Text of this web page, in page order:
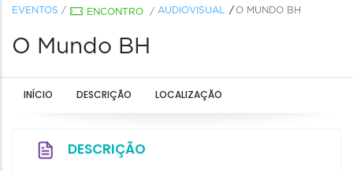
EVENTOS / ENCONTRO / AUDIOVISUAL O MUNDO BH
O Mundo BH
INÍCIO DESCRIÇÃO LOCALIZAÇÃO
DESCRIÇÃO